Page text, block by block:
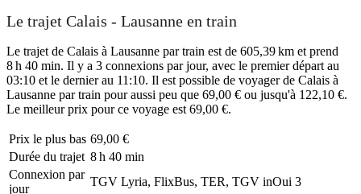
Le trajet Calais - Lausanne en train
Le trajet de Calais à Lausanne par train est de 605,39 km et prend
8 h 40 min. Il y a 3 connexions par jour, avec le premier départ au
03:10 et le dernier au 11:10. Il est possible de voyager de Calais à
Lausanne par train pour aussi peu que 69,00 € ou jusqu'à 122,10 €.
Le meilleur prix pour ce voyage est 69,00 €.
Prix ​​le plus bas 69,00 €
Durée du trajet 8 h 40 min
Connexion par
jour
TGV Lyria, FlixBus, TER, TGV inOui 3